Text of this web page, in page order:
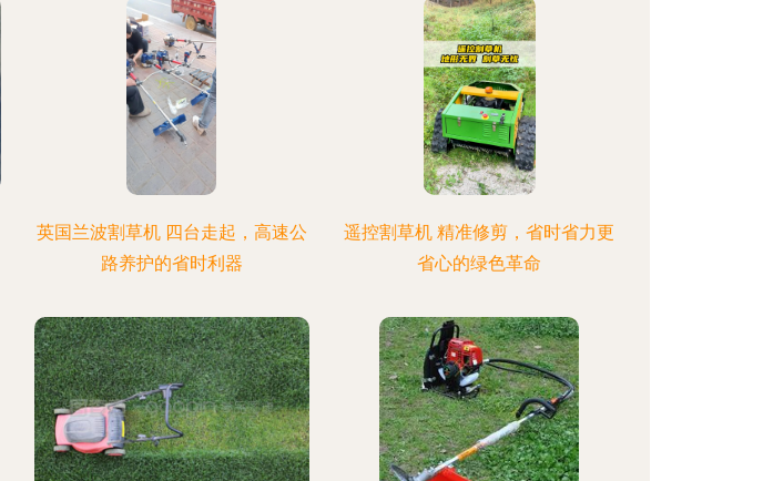
英国兰波割草机 四台走起，高速公
路养护的省时利器
遥控割草机 精准修剪，省时省力更
省心的绿色革命